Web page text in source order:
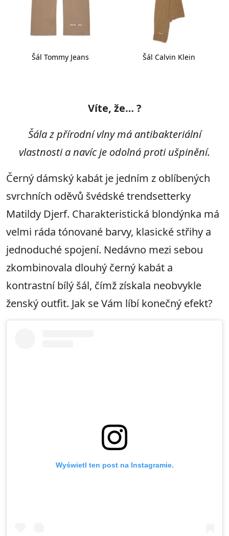
Šál Tommy Jeans Šál Calvin Klein
Víte, že… ?
Šála z přírodní vlny má antibakteriální
vlastnostia navíc je odolná proti ušpinění.
Černý dámský kabát je jedním z oblíbených
svrchních oděvů švédské trendsetterky
Matildy Djerf. Charakteristická blondýnka má
velmi ráda tónované barvy, klasické střihy a
jednoduché spojení. Nedávno mezi sebou
zkombinovala dlouhý černý kabát a
kontrastní bílý šál, čímž získala neobvykle
ženský outfit. Jak se Vám líbí konečný efekt?
Wyświetl ten post na Instagramie.